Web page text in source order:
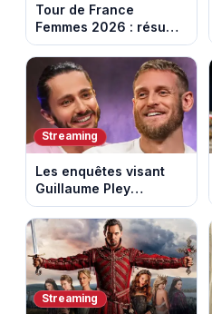
Tour de France
Femmes 2026 : résumé
vidéo de la 7e étape
avec l'ascension du
Mont Ventoux
Streaming
Les enquêtes visant
Guillaume Pley
poussent Ragnar Le
Breton à quitter la
tournée Legend
Streaming